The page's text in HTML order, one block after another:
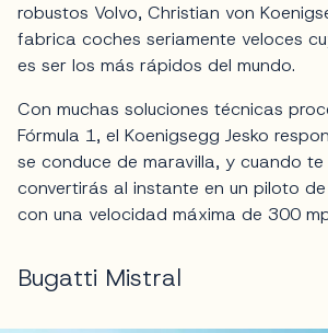
robustos Volvo, Christian von
fabrica coches seriamente veloces
es ser los más rápidos del mundo.
Con muchas soluciones técnicas
Fórmula 1, el Koenigsegg Jesko
se conduce de maravilla, y cuando
convertirás al instante en un piloto
con una velocidad máxima de 300
Bugatti Mistral